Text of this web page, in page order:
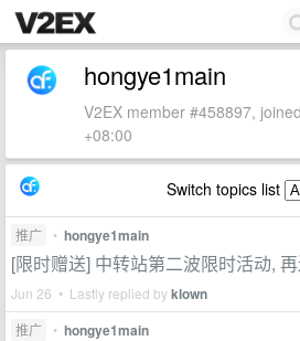
hongye1main
V2EX member #458897,
+08:00
Switch topics list
推广 • hongye1main
[限时赠送] 中转站第二波限时活动,
Jun 26 • Lastly replied byklown
推广 • hongye1main